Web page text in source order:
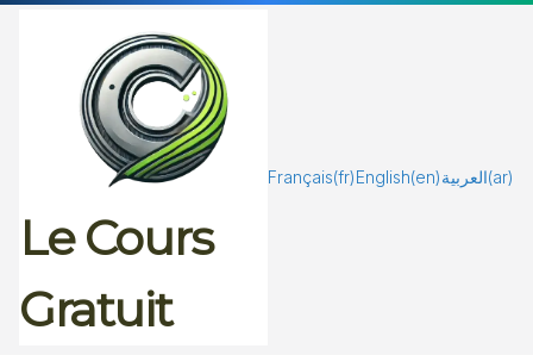
Le Cours
Gratuit
Français(fr) English(en)العربية(ar)